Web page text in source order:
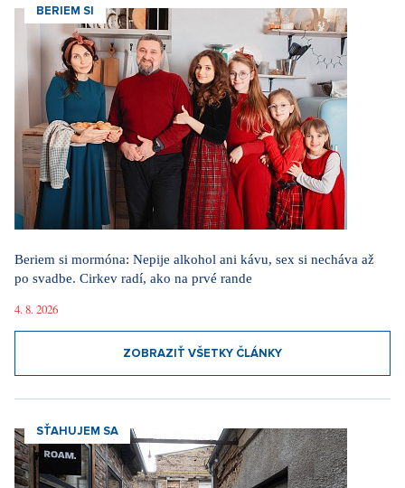
BERIEM SI
Beriem si mormóna: Nepije alkohol ani kávu, sex si necháva až
po svadbe. Cirkev radí, ako na prvé rande
4. 8. 2026
ZOBRAZIŤ VŠETKY ČLÁNKY
SŤAHUJEM SA